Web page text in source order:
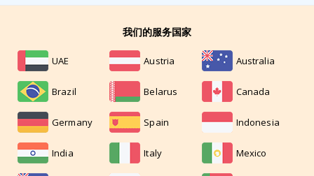
我们的服务国家
UAE Austria Australia
Brazil Belarus Canada
Germany Spain Indonesia
India Italy Mexico